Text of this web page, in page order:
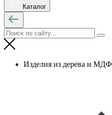
Каталог
Изделия из дерева и МДФ